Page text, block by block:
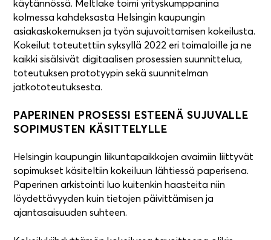
0,5
0,4
0,3
0,2
käytännössä. Meltlake toimi yrityskumppanina
kolmessa kahdeksasta Helsingin kaupungin
asiakaskokemuksen ja työn sujuvoittamisen kokeilusta.
Kokeilut toteutettiin syksyllä 2022 eri toimaloille ja ne
kaikki sisälsivät digitaalisen prosessien suunnittelua,
toteutuksen prototyypin sekä suunnitelman
jatkototeutuksesta.
PAPERINEN PROSESSI ESTEENÄ SUJUVALLE
SOPIMUSTEN KÄSITTELYLLE
Helsingin kaupungin liikuntapaikkojen avaimiin liittyvät
sopimukset käsiteltiin kokeiluun lähtiessä paperisena.
Paperinen arkistointi luo kuitenkin haasteita niin
löydettävyyden kuin tietojen päivittämisen ja
ajantasaisuuden suhteen.